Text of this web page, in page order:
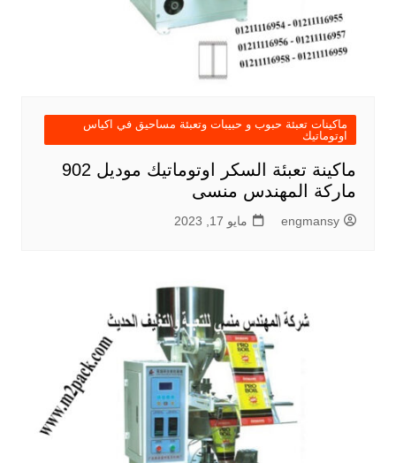
ماكينات تعبئة حبوب و حبيبات وتعبئة مساحيق في اكياس
اوتوماتيك
ماكينة تعبئة السكر اوتوماتيك موديل 902
ماركة المهندس منسى
engmansy مايو 17, 2023